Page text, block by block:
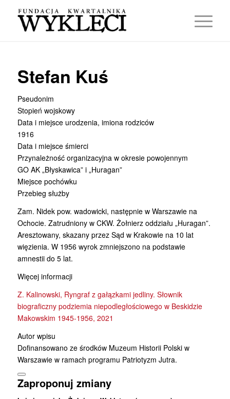
Stefan Kuś
Pseudonim
Stopień wojskowy
Data i miejsce urodzenia, imiona rodziców
1916
Data i miejsce śmierci
Przynależność organizacyjna w okresie powojennym
GO AK „Błyskawica” i „Huragan”
Miejsce pochówku
Przebieg służby
Zam. Nidek pow. wadowicki, następnie w Warszawie na
Ochocie. Zatrudniony w CKW. Żołnierz oddziału „Huragan”.
Aresztowany, skazany przez Sąd w Krakowie na 10 lat
więzienia. W 1956 wyrok zmniejszono na podstawie
amnestii do 5 lat.
Więcej informacji
Z. Kalinowski, Ryngraf z gałązkami jedliny. Słownik
biograficzny podziemia niepodległościowego w Beskidzie
Makowskim 1945-1956, 2021
Autor wpisu
Dofinansowano ze środków Muzeum Historii Polski w
Warszawie w ramach programu Patriotyzm Jutra.
Zaproponuj zmiany